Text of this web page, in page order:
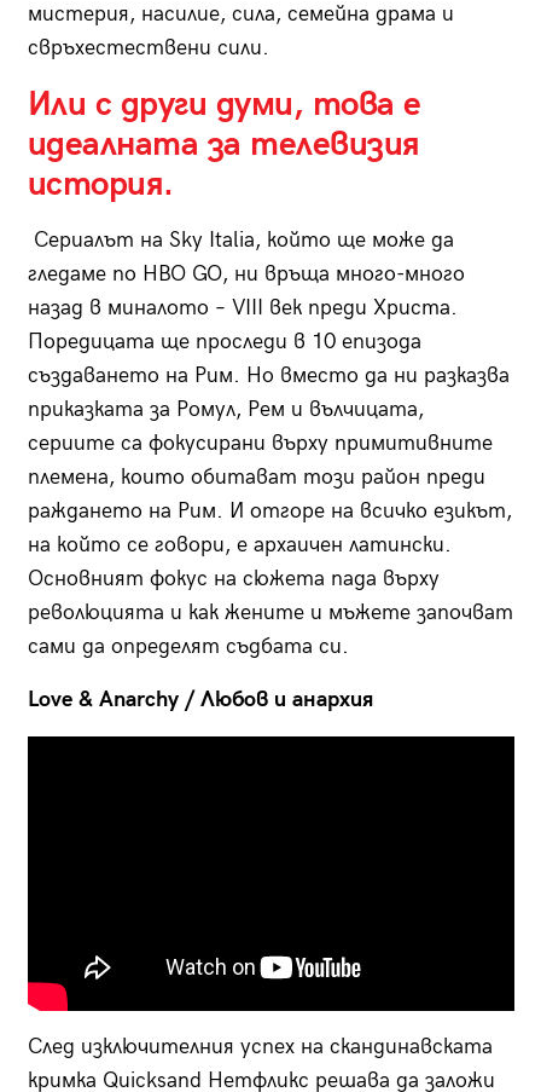
мистерия, насилие, сила, семейна драма и
свръхестествени сили.
Или с други думи, това е
идеалната за телевизия
история.
Сериалът на Sky Italia, който ще може да
гледаме по HBO GO, ни връща много-много
назад в миналото – VIII век преди Христа.
Поредицата ще проследи в 10 епизода
създаването на Рим. Но вместо да ни разказва
приказката за Ромул, Рем и вълчицата,
сериите са фокусирани върху примитивните
племена, които обитават този район преди
раждането на Рим. И отгоре на всичко езикът,
на който се говори, е архаичен латински.
Основният фокус на сюжета пада върху
революцията и как жените и мъжете започват
сами да определят съдбата си.
Love & Anarchy / Любов и анархия
След изключителния успех на скандинавската
кримка Quicksand Нетфликс решава да заложи